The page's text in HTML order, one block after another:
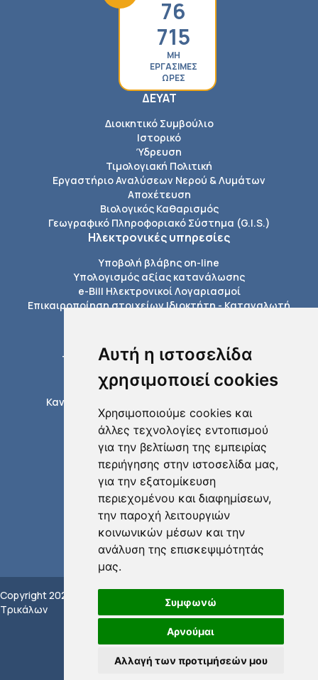
Αυτή η ιστοσελίδα
χρησιμοποιεί cookies
Χρησιμοποιούμε cookies και
άλλες τεχνολογίες εντοπισμού
για την βελτίωση της εμπειρίας
περιήγησης στην ιστοσελίδα μας,
για την εξατομίκευση
περιεχομένου και διαφημίσεων,
την παροχή λειτουργιών
κοινωνικών μέσων και την
ανάλυση της επισκεψιμότητάς
μας.
Συμφωνώ
Αρνούμαι
Αλλαγή των προτιμήσεών μου
76
715
ΜΗ
ΕΡΓΑΣΙΜΕΣ
ΩΡΕΣ
ΔΕΥΑΤ
Διοικητικό Συμβούλιο
Ιστορικό
Ύδρευση
Τιμολογιακή Πολιτική
Εργαστήριο Αναλύσεων Νερού & Λυμάτων
Αποχέτευση
Βιολογικός Καθαρισμός
Γεωγραφικό Πληροφοριακό Σύστημα (G.I.S.)
Ηλεκτρονικές υπηρεσίες
Υποβολή βλάβης on-line
Υπολογισμός αξίας κατανάλωσης
e-Bill Ηλεκτρονικοί Λογαριασμοί
Επικαιροποίηση στοιχείων Ιδιοκτήτη - Καταναλωτή
Εξόφληση Λογαριασμών
Τέλη σύνδεσης με το δίκτυο της ΔΕΥΑΤ
Διαδικασίες ύδρευσης
Διαδικασίες αποχέτευσης
Κανονισμοί δικτύων ύδρευσης αποχέτευσης
Έντυπα / Αιτήσεις
Τηλεφωνικός κατάλογος
Copyright 2022 ΔEYA
Τρικάλων
Πολιτική Προστασίας
Προσωπικών Δεδομένων
Whistleblowing
Πολιτική χρήσης ιστοσελίδας
Υλοποίηση: